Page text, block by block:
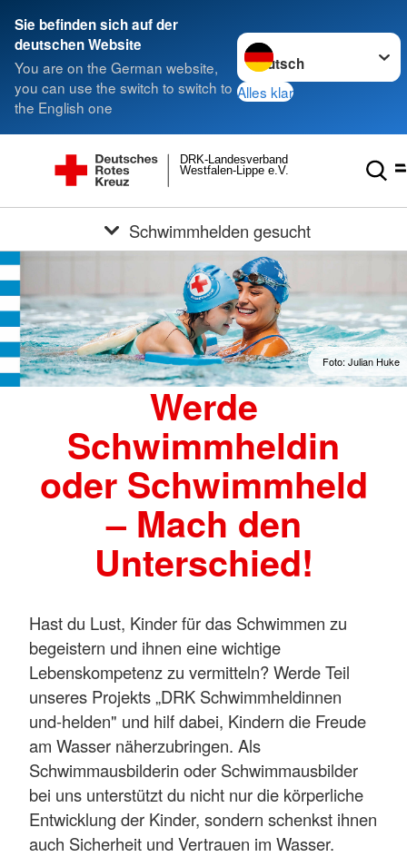
Sie befinden sich auf der
deutschen Website
You are on the German website,
you can use the switch to switch to
the English one
Sprache wechseln zu
Alles klar
Westfalen-Lippe e.V.
DRK-Landesverband
Schwimmhelden gesucht
Foto: Julian Huke
Werde
Schwimmheldin
oder Schwimmheld
– Mach den
Unterschied!
Hast du Lust, Kinder für das Schwimmen zu
begeistern und ihnen eine wichtige
Lebenskompetenz zu vermitteln? Werde Teil
unseres Projekts „DRK Schwimmheldinnen
und-helden" und hilf dabei, Kindern die Freude
am Wasser näherzubringen. Als
Schwimmausbilderin oder Schwimmausbilder
bei uns unterstützt du nicht nur die körperliche
Entwicklung der Kinder, sondern schenkst ihnen
auch Sicherheit und Vertrauen im Wasser.